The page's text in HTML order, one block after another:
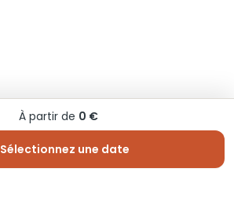
À partir de 0 €
Sélectionnez une date